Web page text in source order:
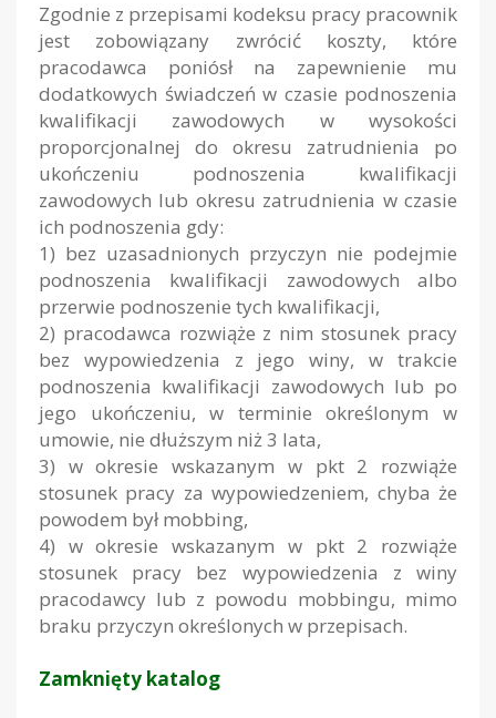
Zgodnie z przepisami kodeksu pracy pracownik
jest zobowiązany zwrócić koszty, które
pracodawca poniósł na zapewnienie mu
dodatkowych świadczeń w czasie podnoszenia
kwalifikacji zawodowych w wysokości
proporcjonalnej do okresu zatrudnienia po
ukończeniu podnoszenia kwalifikacji
zawodowych lub okresu zatrudnienia w czasie
ich podnoszenia gdy:
1) bez uzasadnionych przyczyn nie podejmie
podnoszenia kwalifikacji zawodowych albo
przerwie podnoszenie tych kwalifikacji,
2) pracodawca rozwiąże z nim stosunek pracy
bez wypowiedzenia z jego winy, w trakcie
podnoszenia kwalifikacji zawodowych lub po
jego ukończeniu, w terminie określonym w
umowie, nie dłuższym niż 3 lata,
3) w okresie wskazanym w pkt 2 rozwiąże
stosunek pracy za wypowiedzeniem, chyba że
powodem był mobbing,
4) w okresie wskazanym w pkt 2 rozwiąże
stosunek pracy bez wypowiedzenia z winy
pracodawcy lub z powodu mobbingu, mimo
braku przyczyn określonych w przepisach.
Zamknięty katalog